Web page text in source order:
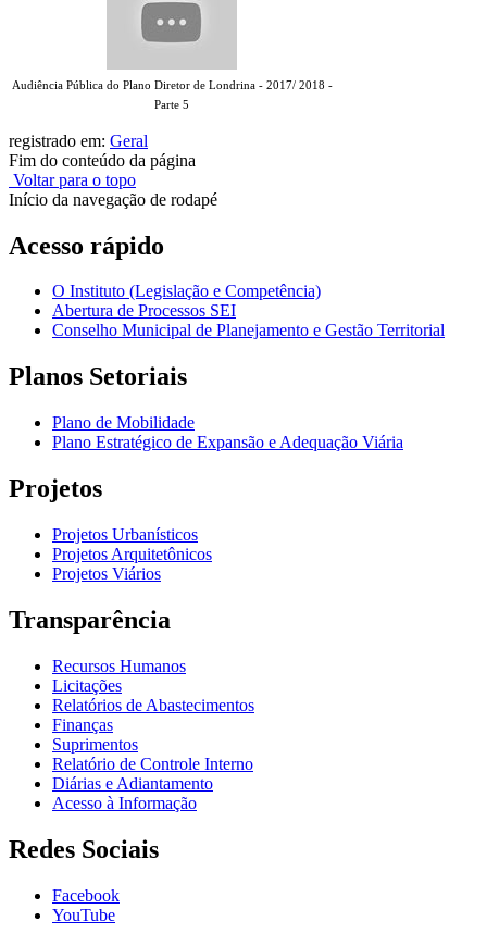
Audiência Pública do Plano Diretor de Londrina - 2017/ 2018 -
Parte 5
registrado em: Geral
Fim do conteúdo da página
Voltar para o topo
Início da navegação de rodapé
Acesso rápido
O Instituto (Legislação e Competência)
Abertura de Processos SEI
Conselho Municipal de Planejamento e Gestão Territorial
Planos Setoriais
Plano de Mobilidade
Plano Estratégico de Expansão e Adequação Viária
Projetos
Projetos Urbanísticos
Projetos Arquitetônicos
Projetos Viários
Transparência
Recursos Humanos
Licitações
Relatórios de Abastecimentos
Finanças
Suprimentos
Relatório de Controle Interno
Diárias e Adiantamento
Acesso à Informação
Redes Sociais
Facebook
YouTube